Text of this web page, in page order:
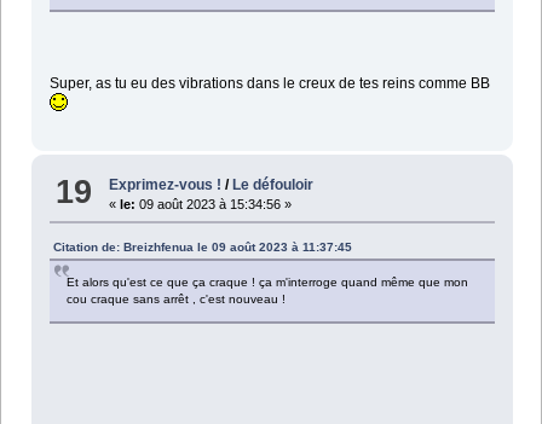
Super, as tu eu des vibrations dans le creux de tes reins comme BB
19 Exprimez-vous ! / Le défouloir
« le: 09 août 2023 à 15:34:56 »
Citation de: Breizhfenua le 09 août 2023 à 11:37:45
Et alors qu'est ce que ça craque ! ça m'interroge quand même que mon
cou craque sans arrêt , c'est nouveau !